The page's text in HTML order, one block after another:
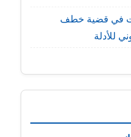
في قضية خطف
للأدلة